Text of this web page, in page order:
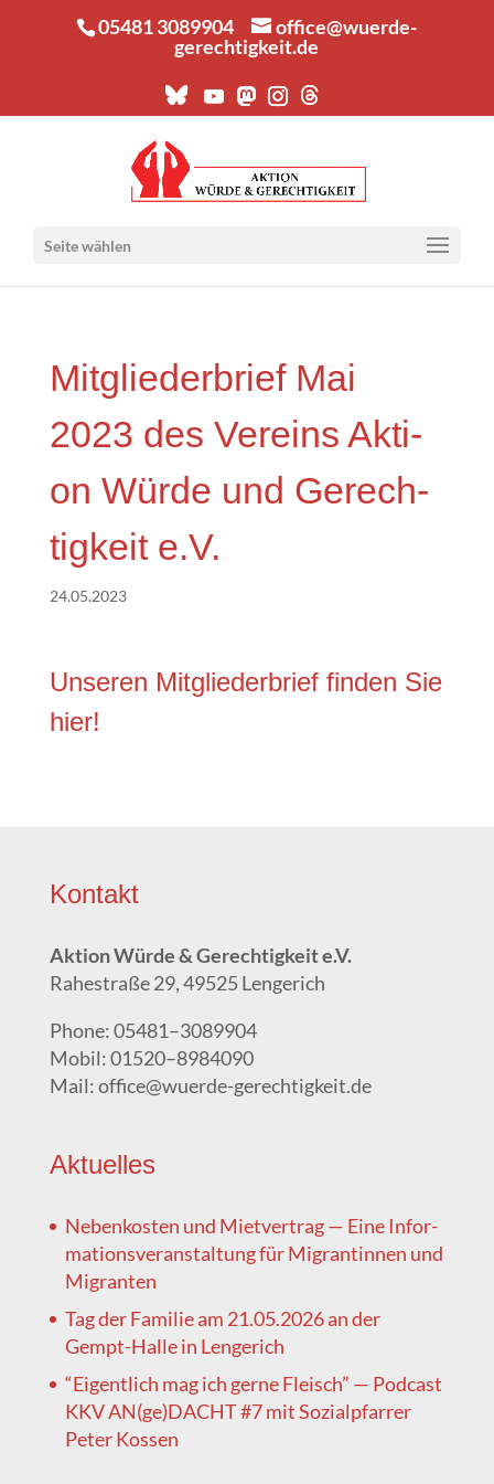
05481 3089904
office@wuerde-
gerechtigkeit.de
Seite wählen
Mit­glie­der­brief Mai
2023 des Ver­eins Akti­
on Wür­de und Gerech­
tig­keit e.V.
24.05.2023
Unse­ren Mit­glie­der­brief fin­den Sie
hier!
Kon­takt
Akti­on Wür­de & Gerech­tig­keit e.V.
Rahe­stra­ße 29, 49525 Lengerich
Pho­ne: 05481–3089904
Mobil: 01520–8984090
Mail: office@wuerde-gerechtigkeit.de
Aktu­el­les
Neben­kos­ten und Miet­ver­trag — Eine Infor­
ma­ti­ons­ver­an­stal­tung für Migran­tin­nen und
Migranten
Tag der Fami­lie am 21.05.2026 an der
Gempt-Hal­le in Lengerich
“Eigent­lich mag ich ger­ne Fleisch” — Pod­cast
KKV AN(ge)DACHT #7 mit Sozi­al­pfar­rer
Peter Kossen